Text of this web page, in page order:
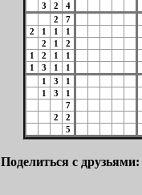
3
2
4
2
7
2
1 1
1
2
1
2
1
2 1
1
1
3 1
1
1
3
1
1
3
1
7
2
2
5
Поделиться с друзьями: